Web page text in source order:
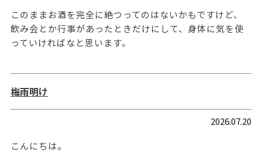
このままお酒を完全に絶つってのはないかもですけど、
飲み会とか行事があったときだけにして、身体に気を使
っていければなと思います。
梅雨明け
2026.07.20
こんにちは。